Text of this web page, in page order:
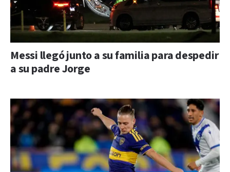
Messi llegó junto a su familia para despedir
a su padre Jorge